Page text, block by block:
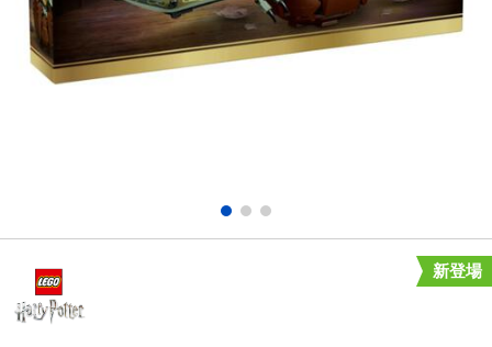
電子玩具
遊戲及拼圖系列
角色扮演及造型系列
playpop
LEGO樂高
Globber高樂寶
新登場